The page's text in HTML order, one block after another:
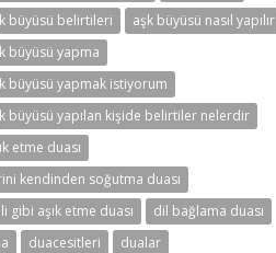
büyüsü belirtileri
aşk büyüsü nasıl yapılır
büyüsü yapma
büyüsü yapmak istiyorum
büyüsü yapılan kişide belirtiler nelerdir
etme duası
kendinden soğutma duası
gibi aşık etme duası
dil bağlama duası
duacesitleri
dualar